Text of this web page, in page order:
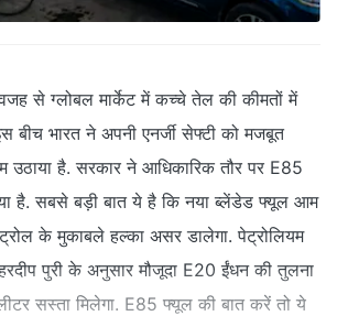
से ग्लोबल मार्केट में कच्चे तेल की कीमतों में
भारत ने अपनी एनर्जी सेफ्टी को मजबूत
उठाया है. सरकार ने आधिकारिक तौर पर E85
है. सबसे बड़ी बात ये है कि नया ब्लेंडेड फ्यूल आम
के मुकाबले हल्का असर डालेगा. पेट्रोलियम
पुरी के अनुसार मौजूदा E20 ईंधन की तुलना
सस्ता मिलेगा. E85 फ्यूल की बात करें तो ये